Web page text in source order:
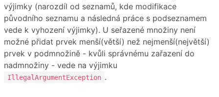
výjimky (narozdíl od seznamů, kde modifikace
původního seznamu a následná práce s podseznamem
vede k vyhození výjimky). U seřazené množiny není
možné přidat prvek menší(větší) než nejmenší(největší)
prvek v podmnožině - kvůli správnému zařazení do
nadmnožiny - vede na výjimku
IllegalArgumentException .